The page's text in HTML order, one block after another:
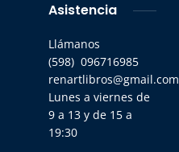
Asistencia
Llámanos
(598) 096716985
renartlibros@gmail.com
Lunes a viernes de
9 a 13 y de 15 a
19:30